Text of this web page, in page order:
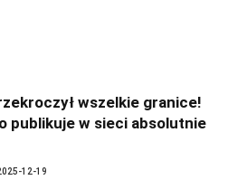
wszelkie granice!
publikuje w sieci absolutnie
12-19